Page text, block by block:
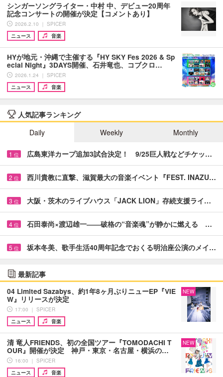
シンガーソングライター・中村 中、デビュー20周年
記念コンサートの開催が決定【コメントあり】
2026.2.10 ｜ SPICER
ニュース
音楽
HYが地元・沖縄で主催する『HY SKY Fes 2026 & Sp
ecial Night』3DAYS開催、石井竜也、コブクロ…
2026.1.24 ｜ SPICER
ニュース
音楽
人気記事ランキング
Daily
Weekly Monthly
1 位 広島東洋カープ追加3試合決定！ 9/25巨人戦などチケッ…
2 位 西川貴教に直撃、滋賀最大の音楽イベント『FEST. INAZU…
3 位 大阪・茨木のライブハウス「JACK LION」存続支援ライ…
4 位 石田泰尚×渡辺雄一――破格の“音楽魂”が静かに燃える …
5 位 坂本冬美、歌手生活40周年記念でおくる明治座公演のメイ…
最新記事
04 Limited Sazabys、約1年8ヶ月ぶりニューEP『VIE
W』リリースが決定
17:00 ｜ SPICER
ニュース
音楽
NEW
清 竜人FRIENDS、初の全国ツアー『TOMODACHI T
OUR』開催が決定 神戸・東京・名古屋・横浜の…
16:00 ｜ SPICER
ニュース
音楽
NEW